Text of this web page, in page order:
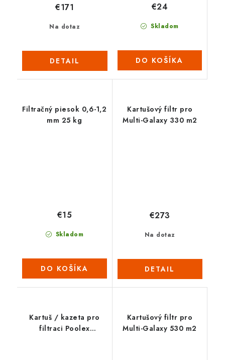
Na dotaz
€171
DETAIL
Skladom
€24
DO KOŠÍKA
Filtračný piesok 0,6-1,2
mm 25 kg
Skladom
€15
DO KOŠÍKA
Kartušový filtr pro
Multi-Galaxy 330 m2
Na dotaz
€273
DETAIL
Kartuš / kazeta pro
filtraci Poolex
Kartušový filtr pro
Multi-Galaxy 530 m2